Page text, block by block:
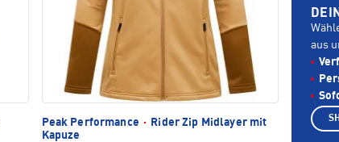
Peak Performance ·
Rider Zip Midlayer mit
Kapuze
aus